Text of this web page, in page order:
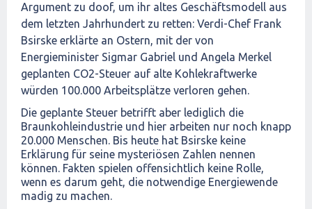
Argument zu doof, um ihr altes Geschäftsmodell aus
dem letzten Jahrhundert zu retten: Verdi-Chef Frank
Bsirske erklärte an Ostern, mit der von
Energieminister Sigmar Gabriel und Angela Merkel
geplanten CO2-Steuer auf alte Kohlekraftwerke
würden 100.000 Arbeitsplätze verloren gehen.
Die geplante Steuer betrifft aber lediglich die
Braunkohleindustrie und hier arbeiten nur noch knapp
20.000 Menschen. Bis heute hat Bsirske keine
Erklärung für seine mysteriösen Zahlen nennen
können. Fakten spielen offensichtlich keine Rolle,
wenn es darum geht, die notwendige Energiewende
madig zu machen.